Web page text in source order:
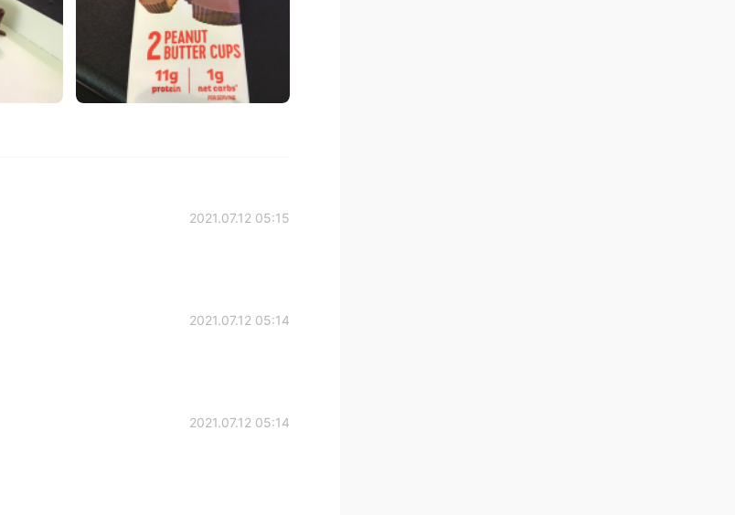
2021.07.12 05:15
2021.07.12 05:14
2021.07.12 05:14